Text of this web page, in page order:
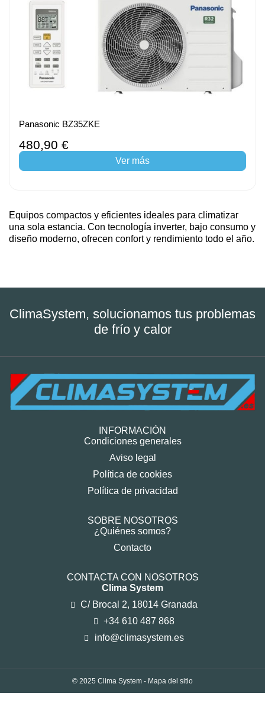
Panasonic BZ35ZKE
480,90 €
Ver más
Equipos compactos y eficientes ideales para climatizar
una sola estancia. Con tecnología inverter, bajo consumo y
diseño moderno, ofrecen confort y rendimiento todo el año.
ClimaSystem, solucionamos tus problemas
de frío y calor
INFORMACIÓN
Condiciones generales
Aviso legal
Política de cookies
Política de privacidad
SOBRE NOSOTROS
¿Quiénes somos?
Contacto
CONTACTA CON NOSOTROS
Clima System
C/ Brocal 2, 18014 Granada
+34 610 487 868
info@climasystem.es
© 2025 Clima System - Mapa del sitio